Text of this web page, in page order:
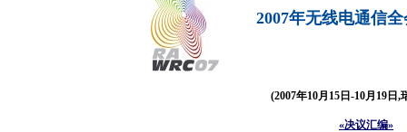
2007年无线电通信
(2007年10月15日-10月19日,
«决议汇编»